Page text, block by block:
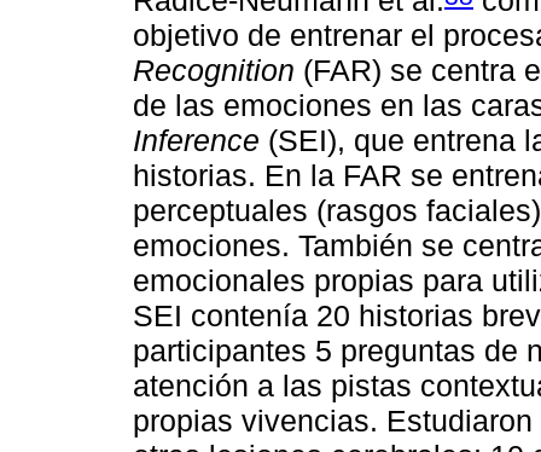
objetivo de entrenar el
Recognition (FAR) se centra
de las emociones en las
Inference (SEI), que entrena
historias. En la FAR se
perceptuales (rasgos
emociones. También se
emocionales propias para
SEI contenía 20 historias
participantes 5 preguntas de
atención a las pistas
propias vivencias.